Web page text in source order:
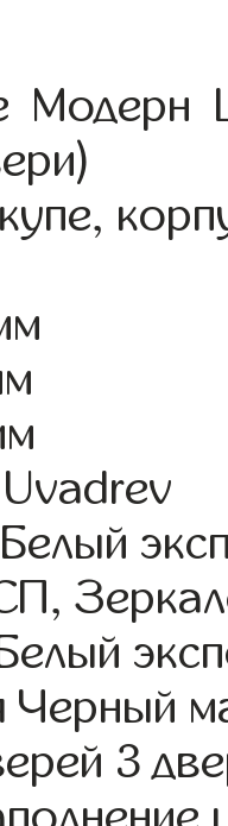
Черный
3